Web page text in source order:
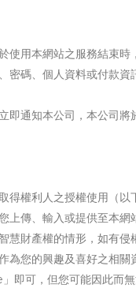
用本網站之服務結束
密碼、個人資料或付款
通知本公司，本公司
權利人之授權使用（
上傳、輸入或提供至本
財產權的情形，如有侵
為您的興趣及喜好之相
可，但您可能因此而無